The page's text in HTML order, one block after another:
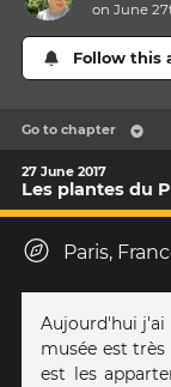
on June
Follow this
Go to chapter
27 June 2017
Les plantes du
Paris,
Aujourd'hui j'ai
musée est
est les